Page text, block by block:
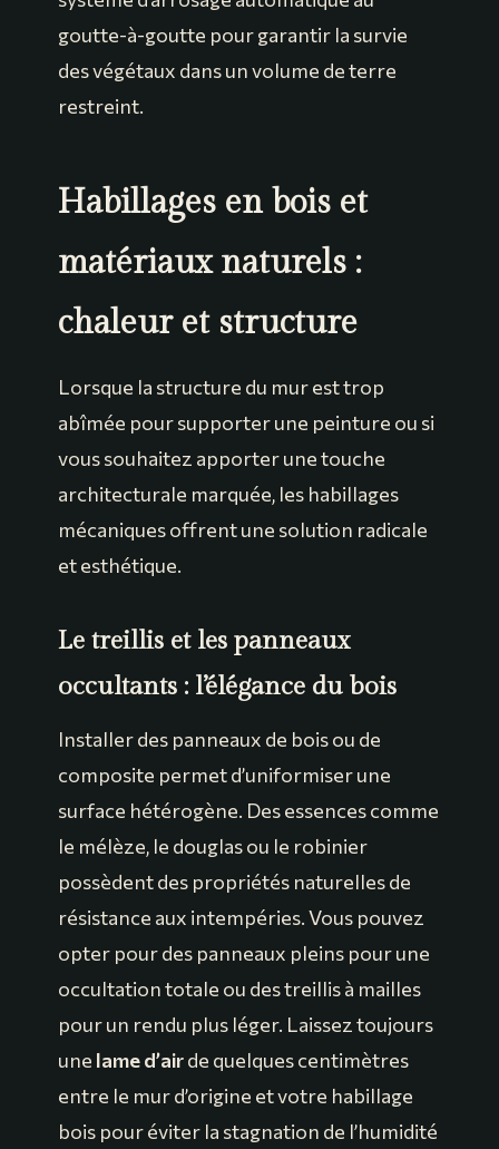
goutte-à-goutte pour garantir la survie
des végétaux dans un volume de terre
restreint.
Habillages en bois et
matériaux naturels :
chaleur et structure
Lorsque la structure du mur est trop
abîmée pour supporter une peinture ou si
vous souhaitez apporter une touche
architecturale marquée, les habillages
mécaniques offrent une solution radicale
et esthétique.
Le treillis et les panneaux
occultants : l’élégance du bois
Installer des panneaux de bois ou de
composite permet d’uniformiser une
surface hétérogène. Des essences comme
le mélèze, le douglas ou le robinier
possèdent des propriétés naturelles de
résistance aux intempéries. Vous pouvez
opter pour des panneaux pleins pour une
occultation totale ou des treillis à mailles
pour un rendu plus léger. Laissez toujours
une lame d’airde quelques centimètres
entre le mur d’origine et votre habillage
bois pour éviter la stagnation de l’humidité